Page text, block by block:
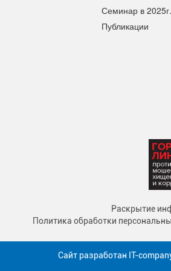
Семинар в 2025г.
Публикации
Раскрытие
Политика обработки
Сайт разработан IT-